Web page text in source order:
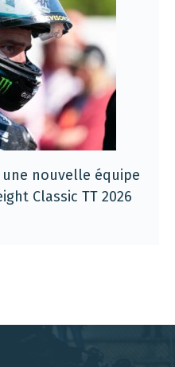
nouvelle équipe
Classic TT 2026